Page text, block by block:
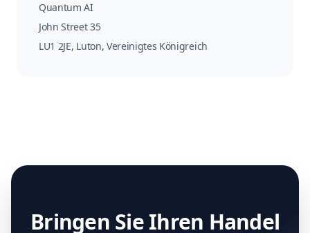
Quantum AI
John Street 35
LU1 2JE, Luton, Vereinigtes Königreich
Bringen Sie Ihren Handel